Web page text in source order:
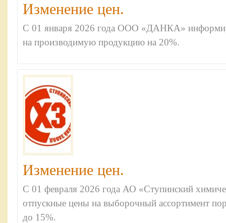
Изменение цен.
С 01 января 2026 года ООО «ДАНКА»
на производимую продукцию на 20%.
Изменение цен.
С 01 февраля 2026 года АО «Ступинский
отпускные цены на выборочный ассортимент
до 15%.